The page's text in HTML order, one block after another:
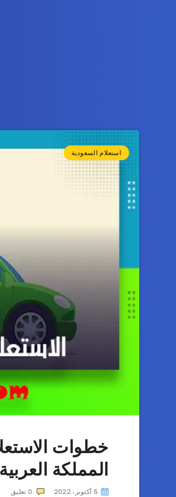
استعلام السعودية
خطوات
المملكة
5 أكتوبر، 2022 0 تعليق